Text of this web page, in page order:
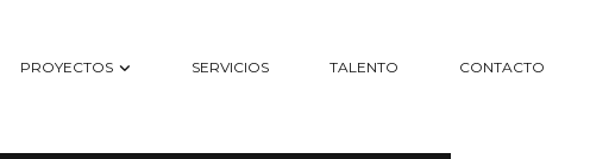
PROYECTOS SERVICIOS TALENTO CONTACTO